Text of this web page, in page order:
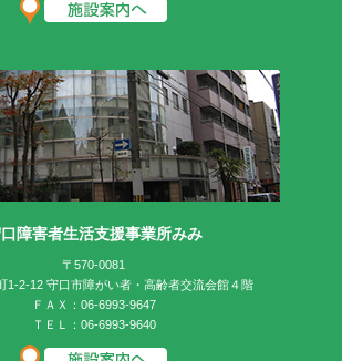
障害者生活支援事業所みみ
〒570-0081
1-2-12 守口市障がい者・高齢者交流会館４階
ＦＡＸ：06-6993-9647
ＴＥＬ：06-6993-9640